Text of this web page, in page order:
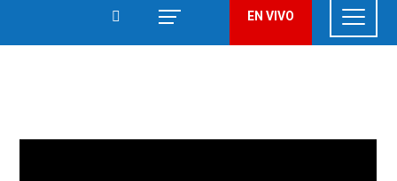
EN VIVO